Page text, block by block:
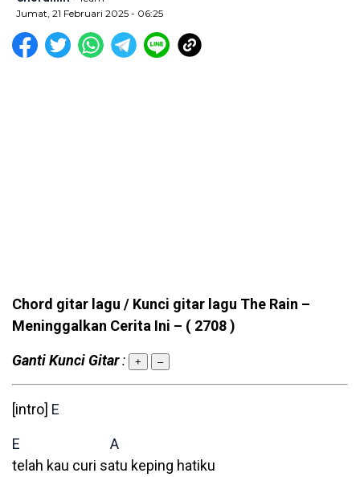
Jumat, 21 Februari 2025 - 06:25
Chord gitar lagu / Kunci gitar lagu The Rain –
Meninggalkan Cerita Ini – ( 2708 )
Ganti Kunci Gitar: + –
[intro] E
E
A
telah kau curi satu keping hatiku